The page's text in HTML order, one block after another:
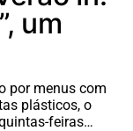
um
por menus com
plásticos, o
feiras…